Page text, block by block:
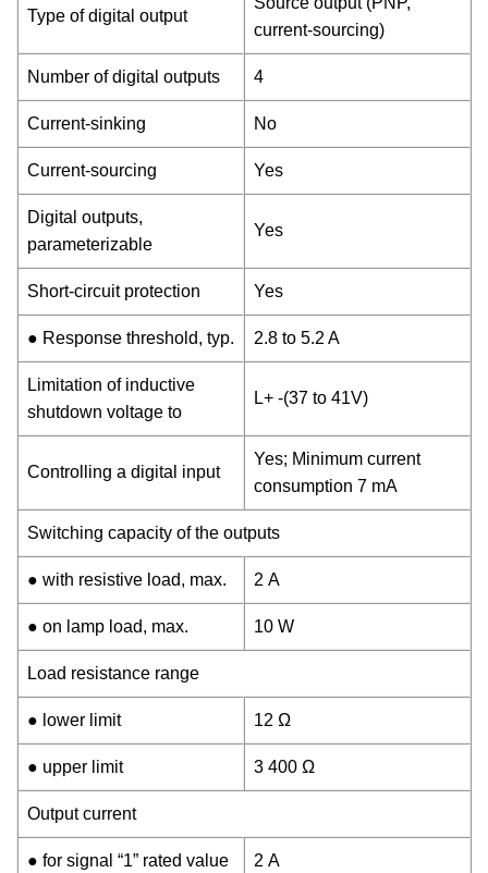
Type of digital output
current-sourcing)
Number of digital outputs 4
Current-sinking No
Current-sourcing Yes
Digital outputs,
parameterizable
Yes
Short-circuit protection Yes
● Response threshold, typ. 2.8 to 5.2 A
Limitation of inductive
shutdown voltage to
L+ -(37 to 41V)
Controlling a digital input
Yes; Minimum current
consumption 7 mA
Switching capacity of the outputs
● with resistive load, max. 2 A
● on lamp load, max. 10 W
Load resistance range
● lower limit 12 Ω
● upper limit 3 400 Ω
Output current
● for signal “1” rated value 2 A